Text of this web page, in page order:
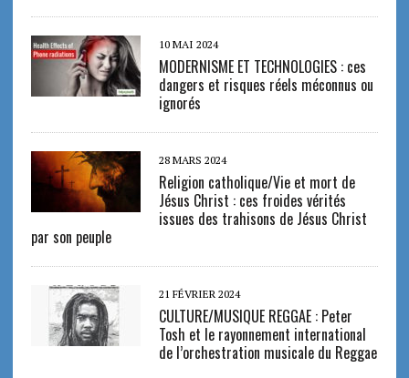
10 MAI 2024
MODERNISME ET TECHNOLOGIES : ces
dangers et risques réels méconnus ou
ignorés
28 MARS 2024
Religion catholique/Vie et mort de
Jésus Christ : ces froides vérités
issues des trahisons de Jésus Christ
par son peuple
21 FÉVRIER 2024
CULTURE/MUSIQUE REGGAE : Peter
Tosh et le rayonnement international
de l’orchestration musicale du Reggae